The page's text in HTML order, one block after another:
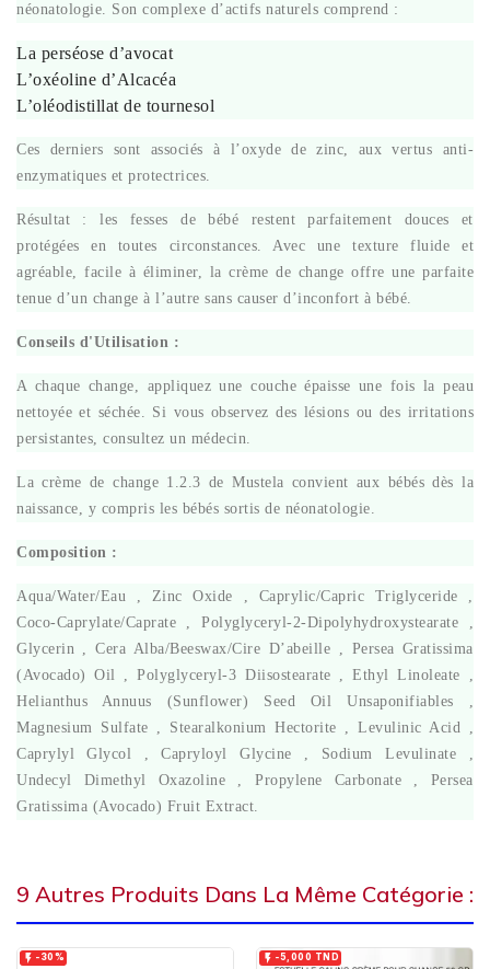
néonatologie. Son complexe d’actifs naturels comprend :
La perséose d’avocat
L’oxéoline d’Alcacéa
L’oléodistillat de tournesol
Ces derniers sont associés à l’oxyde de zinc, aux vertus anti-
enzymatiques et protectrices.
Résultat : les fesses de bébé restent parfaitement douces et
protégées en toutes circonstances. Avec une texture fluide et
agréable, facile à éliminer, la crème de change offre une parfaite
tenue d’un change à l’autre sans causer d’inconfort à bébé.
Conseils d'Utilisation :
A chaque change, appliquez une couche épaisse une fois la peau
nettoyée et séchée. Si vous observez des lésions ou des irritations
persistantes, consultez un médecin.
La crème de change 1.2.3 de Mustela convient aux bébés dès la
naissance, y compris les bébés sortis de néonatologie.
Composition :
Aqua/Water/Eau , Zinc Oxide , Caprylic/Capric Triglyceride ,
Coco-Caprylate/Caprate , Polyglyceryl-2-Dipolyhydroxystearate ,
Glycerin , Cera Alba/Beeswax/Cire D’abeille , Persea Gratissima
(Avocado) Oil , Polyglyceryl-3 Diisostearate , Ethyl Linoleate ,
Helianthus Annuus (Sunflower) Seed Oil Unsaponifiables ,
Magnesium Sulfate , Stearalkonium Hectorite , Levulinic Acid ,
Caprylyl Glycol , Capryloyl Glycine , Sodium Levulinate ,
Undecyl Dimethyl Oxazoline , Propylene Carbonate , Persea
Gratissima (Avocado) Fruit Extract.
9 Autres Produits Dans La Même Catégorie :
 -30%  -5,000 TND